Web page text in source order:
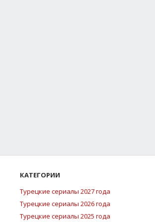
КАТЕГОРИИ
Турецкие сериалы 2027 года
Турецкие сериалы 2026 года
Турецкие сериалы 2025 года